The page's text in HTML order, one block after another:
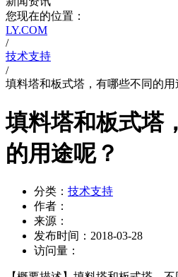
您现在的位置：
LY.COM
/
技术支持
/
填料塔和板式塔，有哪些不同的用
填料塔和板式塔
的用途呢？
分类： 技术支持
作者：
来源：
发布时间： 2018-03-28
访问量：